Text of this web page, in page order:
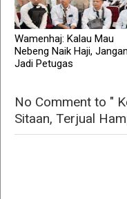
Wamenhaj: Kalau Mau
Nebeng Naik Haji, Jangan
Jadi Petugas
No Comment to "
Sitaan, Terjual